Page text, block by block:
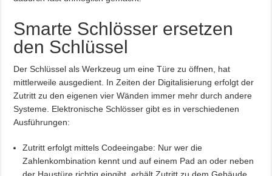
Smarte Schlösser ersetzen
den Schlüssel
Der Schlüssel als Werkzeug um eine Türe zu öffnen, hat
mittlerweile ausgedient. In Zeiten der Digitalisierung erfolgt der
Zutritt zu den eigenen vier Wänden immer mehr durch andere
Systeme. Elektronische Schlösser gibt es in verschiedenen
Ausführungen:
Zutritt erfolgt mittels Codeeingabe: Nur wer die
Zahlenkombination kennt und auf einem Pad an oder neben